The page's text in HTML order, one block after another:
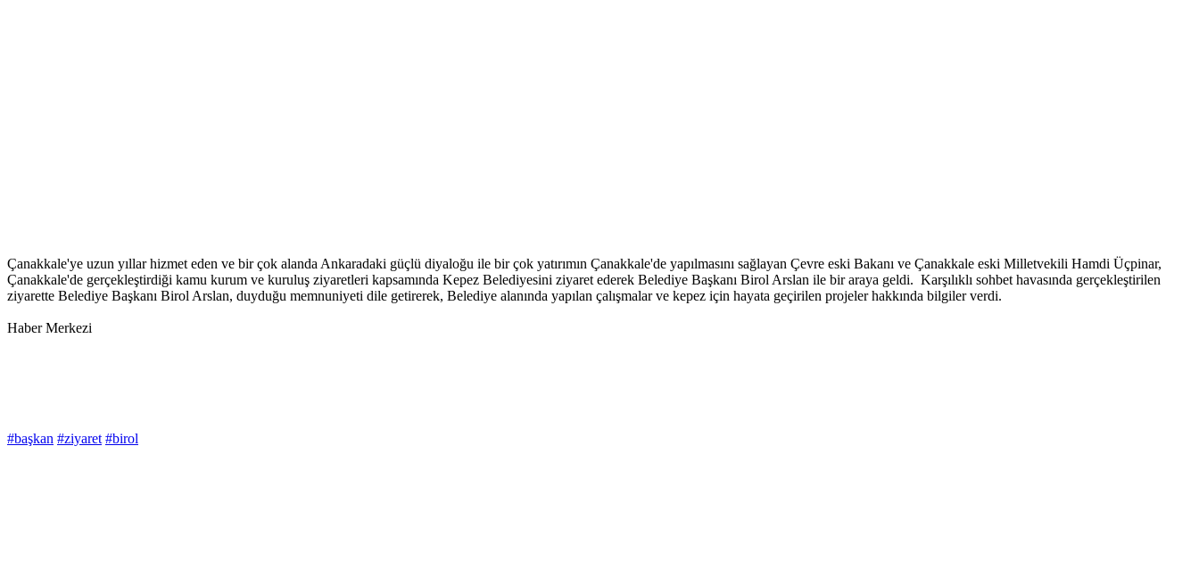
Çanakkale'ye uzun yıllar hizmet eden ve bir çok alanda Ankaradaki güçlü diyaloğu ile bir çok yatırımın Çanakkale'de yapılmasını sağlayan Çevre eski Bakanı ve Çanakkale eski Milletvekili Hamdi Üçpinar,
Çanakkale'de gerçekleştirdiği kamu kurum ve kuruluş ziyaretleri kapsamında Kepez Belediyesini ziyaret ederek Belediye Başkanı Birol Arslan ile bir araya geldi. Karşılıklı sohbet havasında gerçekleştirilen
ziyarette Belediye Başkanı Birol Arslan, duyduğu memnuniyeti dile getirerek, Belediye alanında yapılan çalışmalar ve kepez için hayata geçirilen projeler hakkında bilgiler verdi.
Haber Merkezi
#başkan #ziyaret #birol